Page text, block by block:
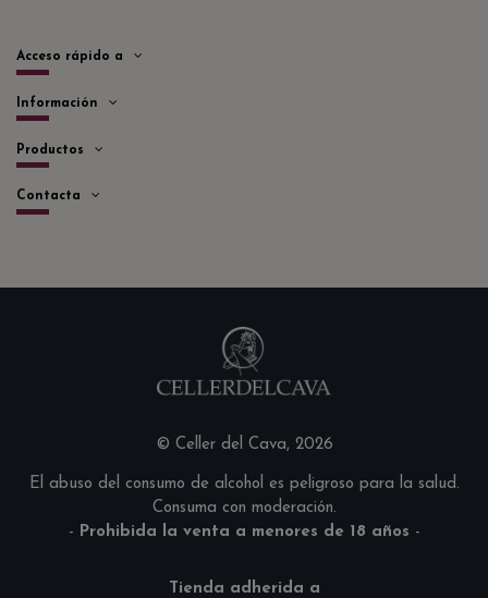
Acceso rápido a
Información
Productos
Contacta
© Celler del Cava, 2026
El abuso del consumo de alcohol es peligroso para la salud.
Consuma con moderación.
- Prohibida la venta a menores de 18 años -
Tienda adherida a